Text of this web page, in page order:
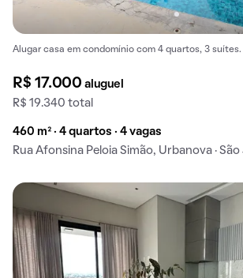
Alugar casa em condomínio com 4 quartos, 3 suítes.
R$ 17.000aluguel
R$ 19.340 total
460 m² · 4 quartos · 4 vagas
Rua Afonsina Peloia Simão, Urbanova ·